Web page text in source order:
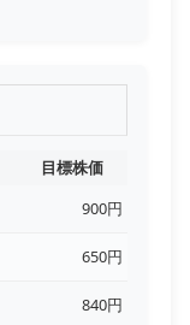
目標株価
900円
650円
840円